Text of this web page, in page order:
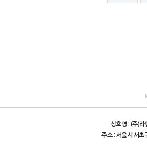
상호명 : (주)라
주소 : 서울시 서